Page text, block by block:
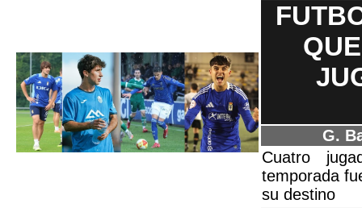
G.
Cuatro
temporada
su destino